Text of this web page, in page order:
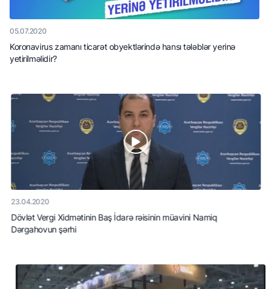
05.07.2020
Koronavirus zamanı ticarət obyektlərində hansı tələblər yerinə
yetirilməlidir?
23.04.2020
Dövlət Vergi Xidmətinin Baş İdarə rəisinin müavini Namiq
Dərgahovun şərhi